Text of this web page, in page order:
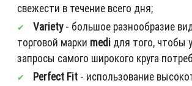
свежести в течение всего дня;
Variety- большое разнообразие
торговой марки medi для того, чтобы
запросы самого широкого круга
Perfect Fit - использование